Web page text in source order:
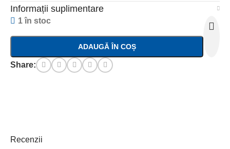
Informații suplimentare
1 în stoc
ADAUGĂ ÎN COȘ
Share:
Recenzii